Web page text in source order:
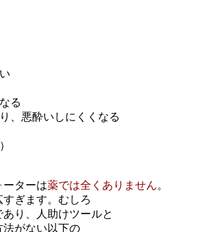
になる
、悪酔いしにくくなる
ターは薬では全くありません。
ます。むしろ
策）であり、人助けツールと
ない以下の